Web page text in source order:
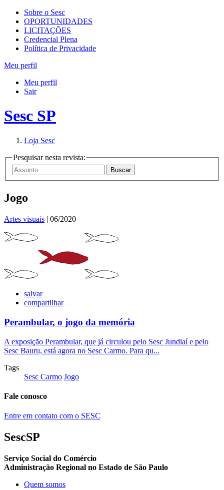
Sobre o Sesc
OPORTUNIDADES
LICITAÇÕES
Credencial Plena
Política de Privacidade
Meu perfil
Meu perfil
Sair
Sesc SP
Loja Sesc
Pesquisar nesta revista:
Jogo
Artes visuais | 06/2020
salvar
compartilhar
Perambular, o jogo da memória
A exposição Perambular, que já circulou pelo Sesc Jundiaí e pelo
Sesc Bauru, está agora no Sesc Carmo. Para qu...
Tags
Sesc Carmo Jogo
Fale conosco
Entre em contato com o SESC
SescSP
Serviço Social do Comércio
Administração Regional no Estado de São Paulo
Quem somos